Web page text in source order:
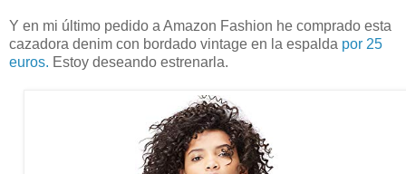
Y en mi último pedido a Amazon Fashion he comprado esta
cazadora denim con bordado vintage en la espalda por 25
euros. Estoy deseando estrenarla.